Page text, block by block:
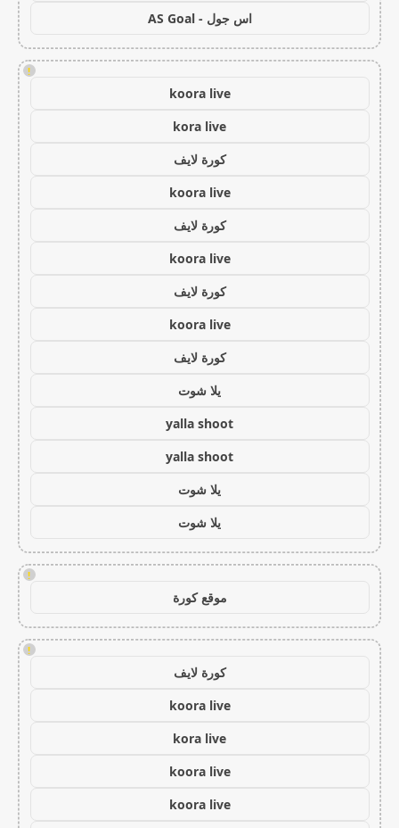
اس جول - AS Goal
!
koora live
kora live
كورة لايف
koora live
كورة لايف
koora live
كورة لايف
koora live
كورة لايف
يلا شوت
yalla shoot
yalla shoot
يلا شوت
يلا شوت
!
موقع كورة
!
كورة لايف
koora live
kora live
koora live
koora live